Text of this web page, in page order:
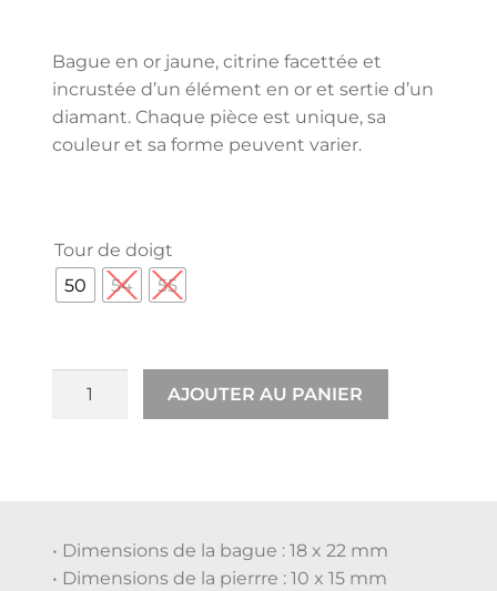
Bague en or jaune, citrine facettée et
incrustée d’un élément en or et sertie d’un
diamant. Chaque pièce est unique, sa
couleur et sa forme peuvent varier.
Tour de doigt
50
54 55
AJOUTER AU PANIER
• Dimensions de la bague : 18 x 22 mm
• Dimensions de la pierrre : 10 x 15 mm